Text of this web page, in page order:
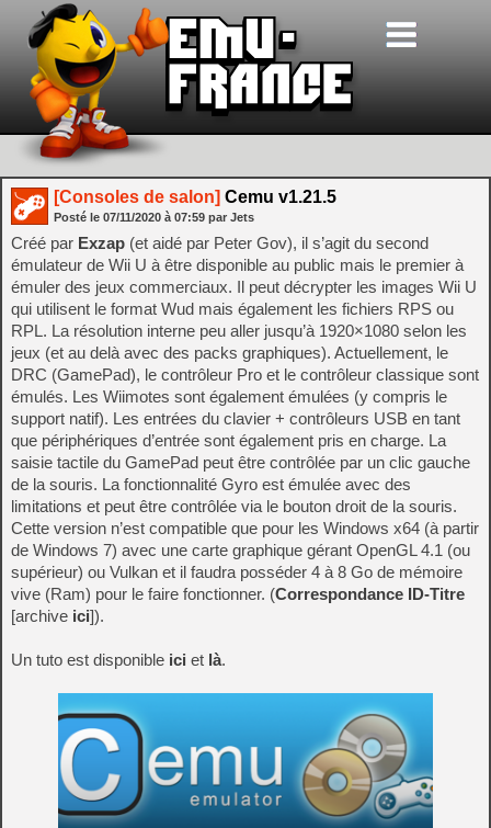
[Consoles de salon] Cemu v1.21.5
Posté le 07/11/2020 à 07:59 par Jets
Créé par Exzap (et aidé par Peter Gov), il s’agit du second
émulateur de Wii U à être disponible au public mais le premier à
émuler des jeux commerciaux. Il peut décrypter les images Wii U
qui utilisent le format Wud mais également les fichiers RPS ou
RPL. La résolution interne peu aller jusqu’à 1920×1080 selon les
jeux (et au delà avec des packs graphiques). Actuellement, le
DRC (GamePad), le contrôleur Pro et le contrôleur classique sont
émulés. Les Wiimotes sont également émulées (y compris le
support natif). Les entrées du clavier + contrôleurs USB en tant
que périphériques d’entrée sont également pris en charge. La
saisie tactile du GamePad peut être contrôlée par un clic gauche
de la souris. La fonctionnalité Gyro est émulée avec des
limitations et peut être contrôlée via le bouton droit de la souris.
Cette version n’est compatible que pour les Windows x64 (à partir
de Windows 7) avec une carte graphique gérant OpenGL 4.1 (ou
supérieur) ou Vulkan et il faudra posséder 4 à 8 Go de mémoire
vive (Ram) pour le faire fonctionner. (Correspondance ID-Titre
[archive ici]).
Un tuto est disponible ici et là.